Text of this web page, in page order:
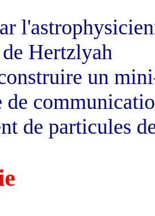
Hertzlyah
un
de
de particules